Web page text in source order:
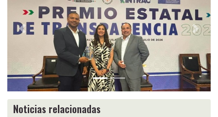
Anterior
Noticias relacionadas